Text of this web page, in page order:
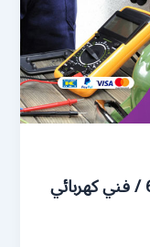
رقم كهربائي العاصمة / 66191325 / فني كهربائي